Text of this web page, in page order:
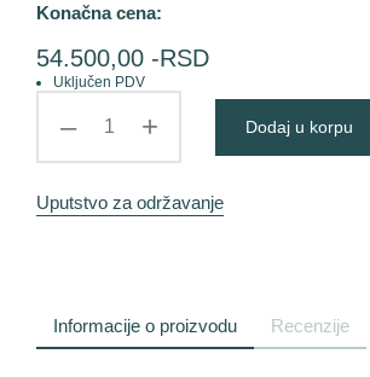
Konačna cena:
54.500,00 -RSD
Uključen PDV
– + Dodaj u korpu
Uputstvo za održavanje
Informacije o proizvodu Recenzije